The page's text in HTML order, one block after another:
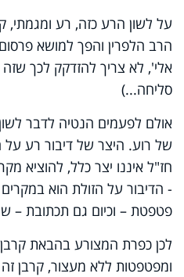
על לשון הרע כזה, רע ומגמתי,
הרב הלפרין והפך למושא
אלי', לא צריך להזדקק לכך
סליחה...)
אולם לפעמים הנטיה לדבר
של רוע. היצר של דיבור רע על
חז"ל איננו יצר כלל, להוציא
- הדיבור על הזולת הוא
פטפטת – וכיום גם תכתובת –
לכן כפרת המצורע בהבאת קרבן
ומפטפטות ללא מעצור, קרבן